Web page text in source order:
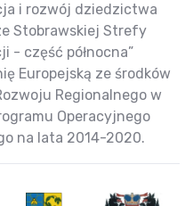
i rozwój dziedzictwa
Stobrawskiej Strefy
- część północna”
Europejską ze środków
Regionalnego w
Operacyjnego
na lata 2014-2020.